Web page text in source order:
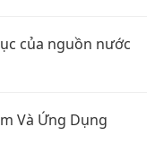
của nguồn nước
Và Ứng Dụng